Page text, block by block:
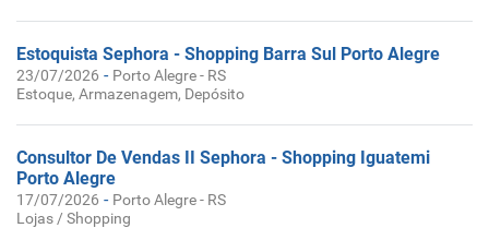
Estoquista Sephora - Shopping Barra Sul Porto Alegre
23/07/2026 - Porto Alegre - RS
Estoque, Armazenagem, Depósito
Consultor De Vendas II Sephora - Shopping Iguatemi
Porto Alegre
17/07/2026 - Porto Alegre - RS
Lojas / Shopping